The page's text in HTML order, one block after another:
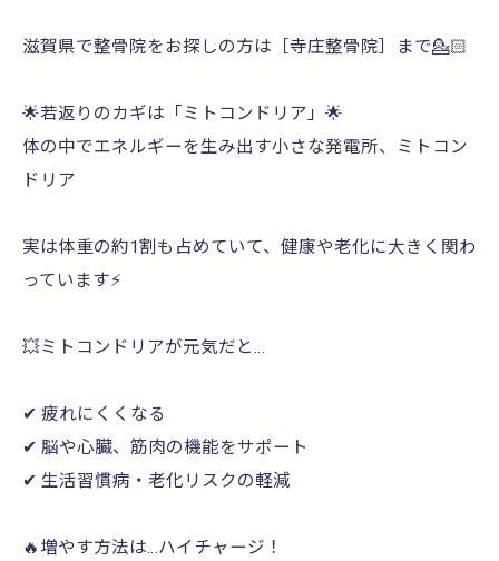
滋賀県で整骨院をお探しの方は［寺庄整骨院］まで💁🏻
🌟若返りのカギは「ミトコンドリア」🌟
体の中でエネルギーを生み出す小さな発電所、ミトコン
ドリア
実は体重の約1割も占めていて、健康や老化に大きく関わ
っています⚡️
💥ミトコンドリアが元気だと…
✔ 疲れにくくなる
✔ 脳や心臓、筋肉の機能をサポート
✔ 生活習慣病・老化リスクの軽減
🔥増やす方法は…ハイチャージ！